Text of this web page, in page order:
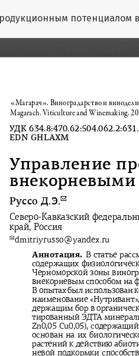
о статье
потенциалом